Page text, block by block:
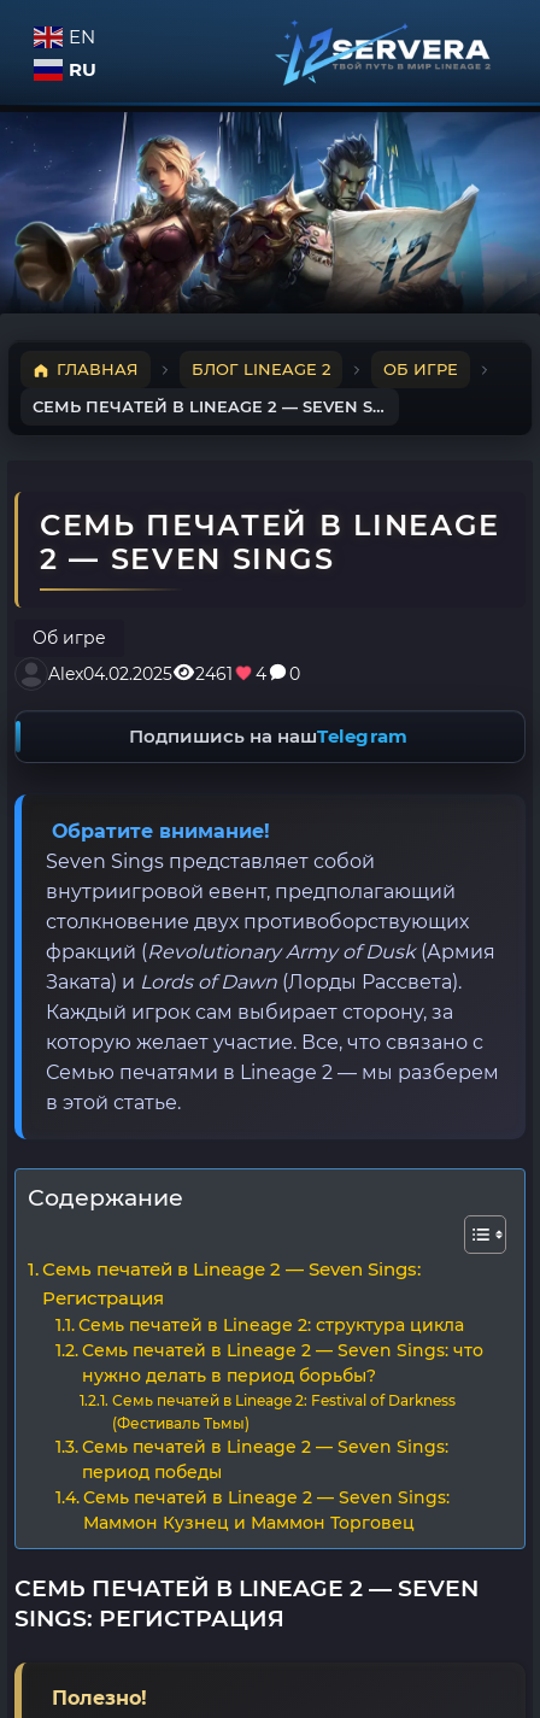
EN
RU
ГЛАВНАЯ БЛОГ LINEAGE 2
ОБ ИГРЕ
СЕМЬ ПЕЧАТЕЙ В LINEAGE 2 — SEVEN SINGS
СЕМЬ ПЕЧАТЕЙ В LINEAGE
2 — SEVEN SINGS
Об игре
Alex04.02.2025 2461 4 0
Подпишись на нашTelegram
Обратите внимание!
Seven Sings представляет собой
внутриигровой евент, предполагающий
столкновение двух противоборствующих
фракций (Revolutionary Army of Dusk(Армия
Заката) и Lords of Dawn (Лорды Рассвета).
Каждый игрок сам выбирает сторону, за
которую желает участие. Все, что связано с
Семью печатями в Lineage 2 — мы разберем
в этой статье.
Содержание
Семь печатей в Lineage 2 — Seven Sings:
Регистрация
Семь печатей в Lineage 2: структура цикла
Семь печатей в Lineage 2 — Seven Sings: что
нужно делать в период борьбы?
Семь печатей в Lineage 2: Festival of Darkness
(Фестиваль Тьмы)
Семь печатей в Lineage 2 — Seven Sings:
период победы
Семь печатей в Lineage 2 — Seven Sings:
Маммон Кузнец и Маммон Торговец
СЕМЬ ПЕЧАТЕЙ В LINEAGE 2 — SEVEN
SINGS: РЕГИСТРАЦИЯ
Полезно!